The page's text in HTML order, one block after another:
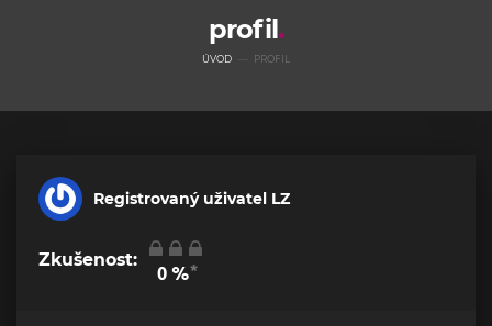
profil
ÚVOD PROFIL
Registrovaný uživatel LZ
Zkušenost:
0%*